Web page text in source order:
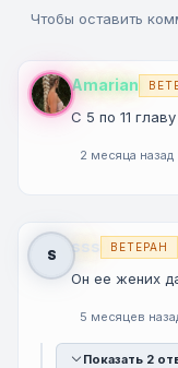
Чтобы оставить
Amarian
С 5 по 11
2 месяца назад
S sss ВЕТЕРАН
Он ее жених
5 месяцев
Показать 2